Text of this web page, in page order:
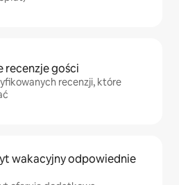
recenzje gości
recenzji, które
wakacyjny odpowiednie